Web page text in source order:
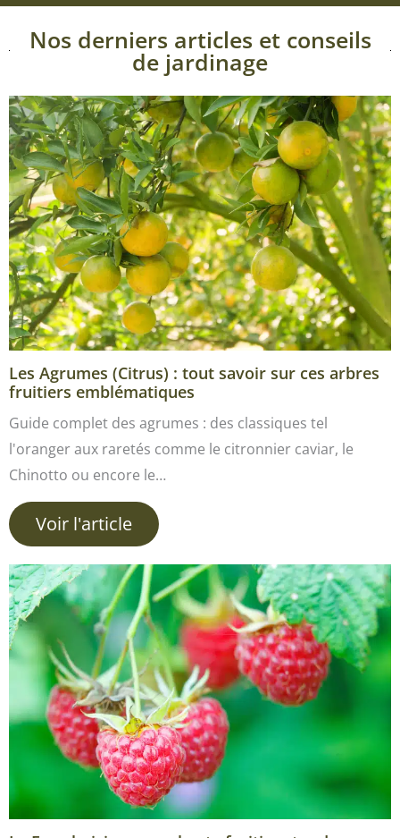
Nos derniers articles et conseils
de jardinage
Les Agrumes (Citrus) : tout savoir sur ces arbres
fruitiers emblématiques
Guide complet des agrumes : des classiques tel
l'oranger aux raretés comme le citronnier caviar, le
Chinotto ou encore le…
Voir l'article